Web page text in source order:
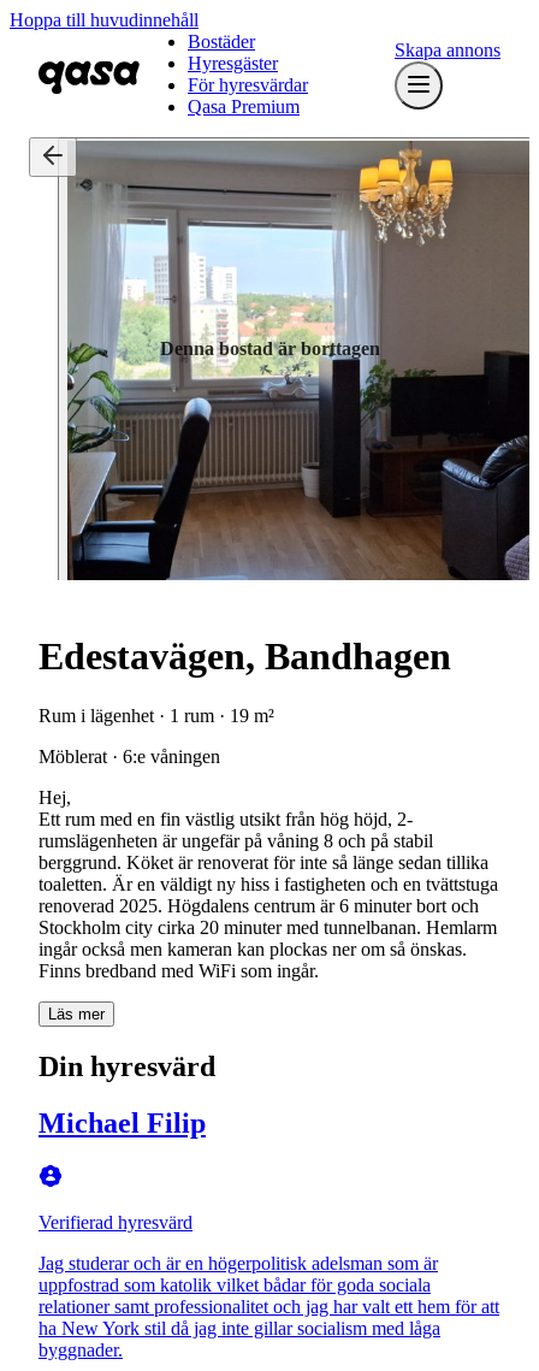
Hoppa till huvudinnehåll
Bostäder
Hyresgäster
För hyresvärdar
Qasa Premium
Skapa annons
Denna bostad är borttagen
Edestavägen, Bandhagen
Rum i lägenhet · 1 rum · 19 m²
Möblerat · 6:e våningen
Hej,
Ett rum med en fin västlig utsikt från hög höjd, 2-
rumslägenheten är ungefär på våning 8 och på stabil
berggrund. Köket är renoverat för inte så länge sedan tillika
toaletten. Är en väldigt ny hiss i fastigheten och en tvättstuga
renoverad 2025. Högdalens centrum är 6 minuter bort och
Stockholm city cirka 20 minuter med tunnelbanan. Hemlarm
ingår också men kameran kan plockas ner om så önskas.
Finns bredband med WiFi som ingår.
Läs mer
Din hyresvärd
Michael Filip
Verifierad hyresvärd
Jag studerar och är en högerpolitisk adelsman som är
uppfostrad som katolik vilket bådar för goda sociala
relationer samt professionalitet och jag har valt ett hem för att
ha New York stil då jag inte gillar socialism med låga
byggnader.